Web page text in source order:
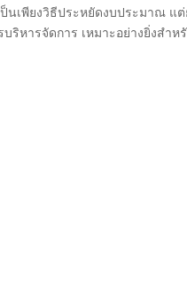
นเพียงวิธีประหยัดงบประมาณ แ
หารจัดการ เหมาะอย่างยิ่งสำ